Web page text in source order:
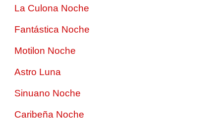
La Culona Noche
Fantástica Noche
Motilon Noche
Astro Luna
Sinuano Noche
Caribeña Noche